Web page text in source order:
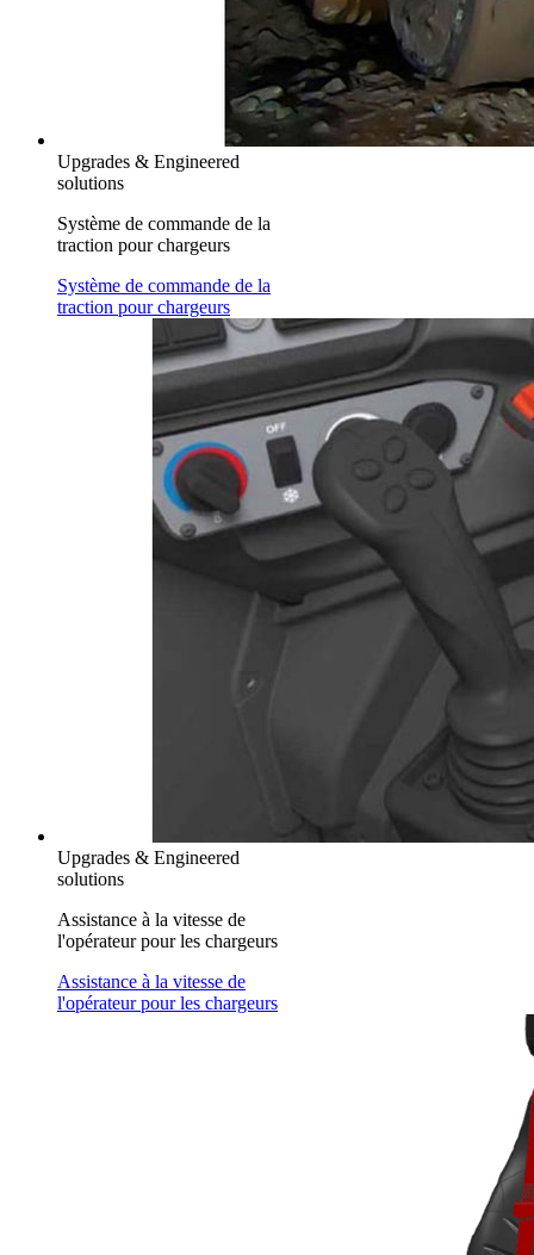
Upgrades & Engineered
solutions
Système de commande de la
traction pour chargeurs
Système de commande de la
traction pour chargeurs
Upgrades & Engineered
solutions
Assistance à la vitesse de
l'opérateur pour les chargeurs
Assistance à la vitesse de
l'opérateur pour les chargeurs